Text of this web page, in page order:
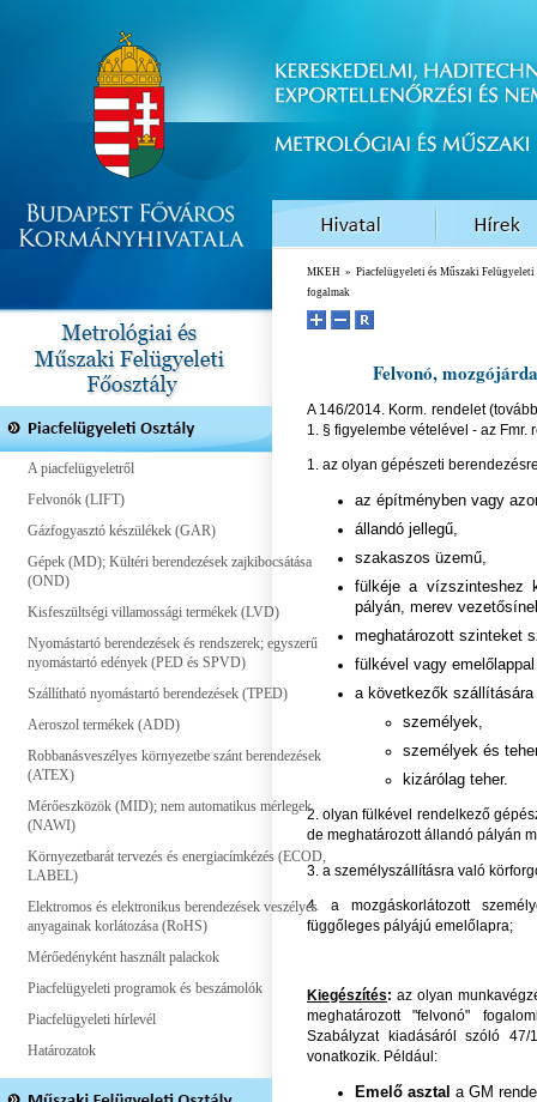
A piacfelügyeletről
Felvonók (LIFT)
Gázfogyasztó készülékek (GAR)
Gépek (MD); Kültéri berendezések zajkibocsátása
(OND)
Kisfeszültségi villamossági termékek (LVD)
Nyomástartó berendezések és rendszerek; egyszerű
nyomástartó edények (PED és SPVD)
Szállítható nyomástartó berendezések (TPED)
Aeroszol termékek (ADD)
Robbanásveszélyes környezetbe szánt berendezések
(ATEX)
Mérőeszközök (MID); nem automatikus mérlegek
(NAWI)
Környezetbarát tervezés és energiacímkézés (ECOD,
LABEL)
Elektromos és elektronikus berendezések veszélyes
anyagainak korlátozása (RoHS)
Mérőedényként használt palackok
Piacfelügyeleti programok és beszámolók
Piacfelügyeleti hírlevél
Határozatok
MKEH » Piacfelügyeleti és Műszaki Felügyeleti
fogalmak
Felvonó,
A 146/2014. Korm. rendelet
1. § figyelembe vételével - az
1. az olyan gépészeti
az építményben vagy
állandó jellegű,
szakaszos üzemű,
fülkéje a vízszinteshez
pályán, merev
meghatározott szinteket
fülkével vagy
a következők szállítására
személyek,
személyek és
kizárólag teher.
2. olyan fülkével rendelkező
de meghatározott állandó pályán
3. a személyszállításra való
4. a mozgáskorlátozott
függőleges pályájú emelőlapra;
Kiegészítés: az olyan
meghatározott "felvonó"
Szabályzat kiadásáról szóló
vonatkozik. Például:
Emelő asztal a GM